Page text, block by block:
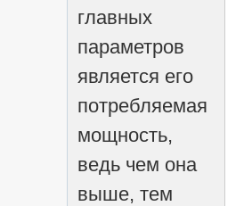
главных
параметров
является его
потребляемая
мощность,
ведь чем она
выше, тем